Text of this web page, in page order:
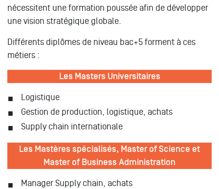
nécessitent une formation poussée afin de développer
une vision stratégique globale.
Différents diplômes de niveau bac+5 forment à ces
métiers :
Les Masters Universitaires
Logistique
Gestion de production, logistique, achats
Supply chain internationale
Les Mastères spécialisés, Master of Science et
Master of Business Administration
Manager Supply chain, achats